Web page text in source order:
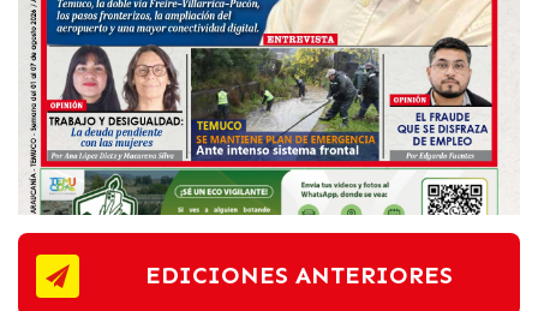
EDICIONES ANTERIORES